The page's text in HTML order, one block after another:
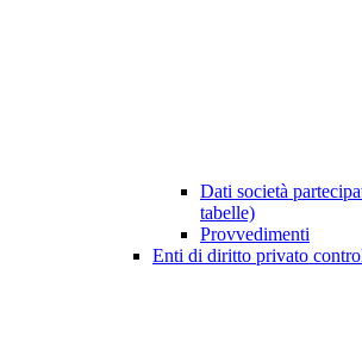
Dati società
tabelle)
Provvedimenti
Enti di diritto privato